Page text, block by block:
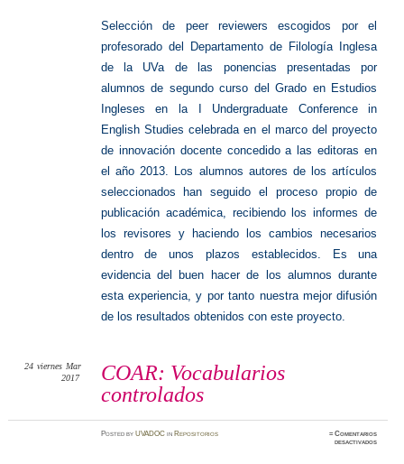
Selección de peer reviewers escogidos por el
profesorado del Departamento de Filología Inglesa
de la UVa de las ponencias presentadas por
alumnos de segundo curso del Grado en Estudios
Ingleses en la I Undergraduate Conference in
English Studies celebrada en el marco del proyecto
de innovación docente concedido a las editoras en
el año 2013. Los alumnos autores de los artículos
seleccionados han seguido el proceso propio de
publicación académica, recibiendo los informes de
los revisores y haciendo los cambios necesarios
dentro de unos plazos establecidos. Es una
evidencia del buen hacer de los alumnos durante
esta experiencia, y por tanto nuestra mejor difusión
de los resultados obtenidos con este proyecto.
COAR: Vocabularios
controlados
24 viernes Mar
2017
PostedbyUVADOC in Repositorios ≈Comentarios
desactivadosen